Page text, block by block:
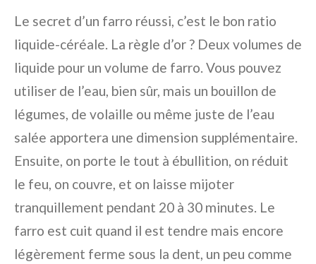
Le secret d’un farro réussi, c’est le bon ratio
liquide-céréale. La règle d’or ? Deux volumes de
liquide pour un volume de farro. Vous pouvez
utiliser de l’eau, bien sûr, mais un bouillon de
légumes, de volaille ou même juste de l’eau
salée apportera une dimension supplémentaire.
Ensuite, on porte le tout à ébullition, on réduit
le feu, on couvre, et on laisse mijoter
tranquillement pendant 20 à 30 minutes. Le
farro est cuit quand il est tendre mais encore
légèrement ferme sous la dent, un peu comme